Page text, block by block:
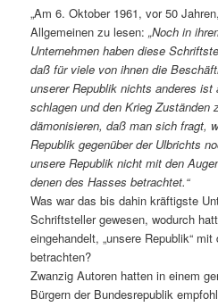
„Am 6. Oktober 1961, vor 50
Allgemeinen zu lesen: „Noch in
Unternehmen haben diese
daß für viele von ihnen die
unserer Republik nichts anderes
schlagen und den Krieg Zuständen
dämonisieren, daß man sich fragt,
Republik gegenüber der Ulbrichts
unsere Republik nicht mit den
denen des Hasses betrachtet.“
Was war das bis dahin kräftigste
Schriftsteller gewesen, wodurch
eingehandelt, „unsere Republik“
betrachten?
Zwanzig Autoren hatten in einem
Bürgern der Bundesrepublik